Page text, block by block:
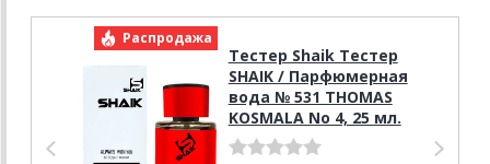
Распродажа
Тестер Shaik Тестер
SHAIK / Парфюмерная
вода № 531 THOMAS
KOSMALA No 4, 25 мл.